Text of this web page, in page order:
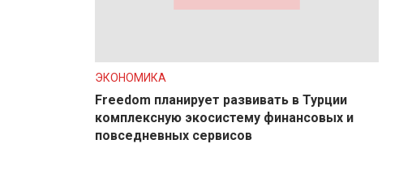
ЭКОНОМИКА
Freedom планирует развивать в Турции
комплексную экосистему финансовых и
повседневных сервисов